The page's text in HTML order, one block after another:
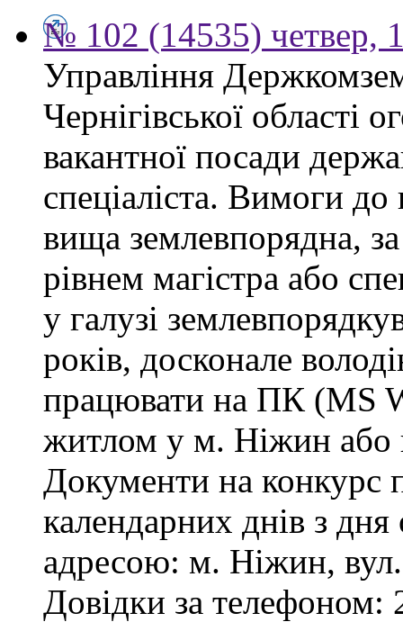
№ 102 (14535) четвер,
Управління
Чернігівської області
вакантної посади
спеціаліста. Вимоги до
вища землевпорядна,
рівнем магістра або
у галузі
років, досконале
працювати на ПК (MS
житлом у м. Ніжин або
Документи на конкурс
календарних днів з
адресою: м. Ніжин,
Довідки за телефоном: